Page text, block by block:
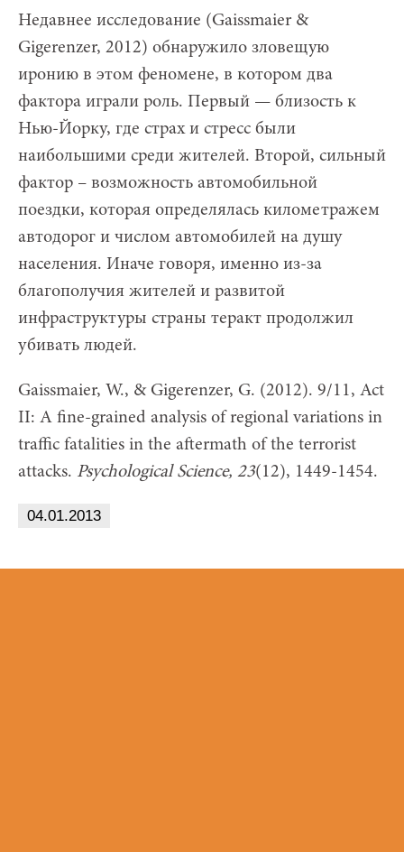
Недавнее исследование (Gaissmaier &
Gigerenzer, 2012) обнаружило зловещую
иронию в этом феномене, в котором два
фактора играли роль. Первый — близость к
Нью-Йорку, где страх и стресс были
наибольшими среди жителей. Второй, сильный
фактор – возможность автомобильной
поездки, которая определялась километражем
автодорог и числом автомобилей на душу
населения. Иначе говоря, именно из-за
благополучия жителей и развитой
инфраструктуры страны теракт продолжил
убивать людей.
Gaissmaier, W., & Gigerenzer, G. (2012). 9/11, Act
II: A fine-grained analysis of regional variations in
traffic fatalities in the aftermath of the terrorist
attacks. Psychological Science, 23(12), 1449-1454.
04.01.2013